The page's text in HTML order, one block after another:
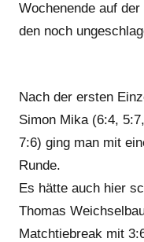
Wochenende auf
den noch
Nach der ersten
Simon Mika (6:4,
7:6) ging man mit
Runde.
Es hätte auch hier
Thomas
Matchtiebreak mit